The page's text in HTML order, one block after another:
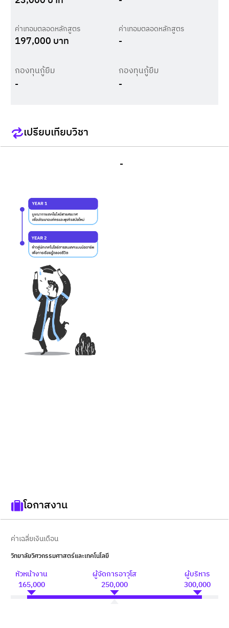
ค่าเทอมตลอดหลักสูตร
197,000 บาท
กองทุนกู้ยืม
-
ค่าเทอมตลอดหลักสูตร
-
กองทุนกู้ยืม
-
เปรียบเทียบวิชา
-
โอกาสงาน
ค่าเฉลี่ยเงินเดือน
วิทยาลัยวิศวกรรมศาสตร์และเทคโนโลยี
หัวหน้างาน
165,000
ผู้จัดการอาวุโส
250,000
ผู้บริหาร
300,000